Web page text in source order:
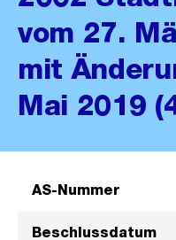
vom 27.
mit
Mai 2019
AS-Nummer
Beschlussdatum